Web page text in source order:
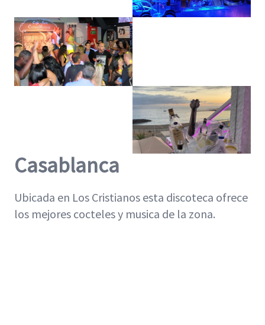
Casablanca
Ubicada en Los Cristianos esta discoteca ofrece
los mejores cocteles y musica de la zona.